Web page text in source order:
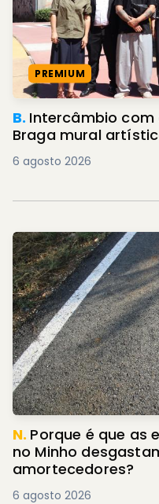
PREMIUM
B. Intercâmbio com
Braga mural
6 agosto 2026
N. Porque é que as
no Minho
amortecedores?
6 agosto 2026